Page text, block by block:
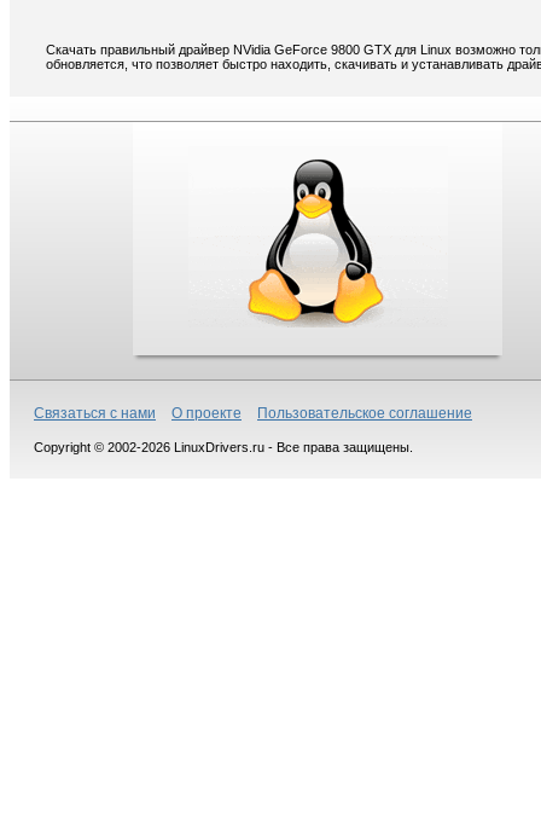
Скачать правильный драйвер NVidia GeForce 9800 GTX для Linux возможно
обновляется, что позволяет быстро находить, скачивать и устанавливать
Связаться с нами О проекте Пользовательское соглашение
Copyright © 2002-2026 LinuxDrivers.ru - Все права защищены.